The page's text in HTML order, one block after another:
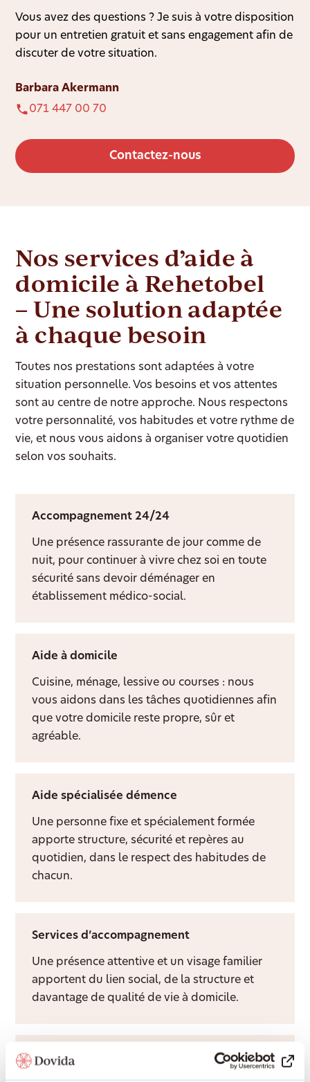
Vous avez des questions ? Je suis à votre disposition
pour un entretien gratuit et sans engagement afin de
discuter de votre situation.
Barbara Akermann
071 447 00 70
Contactez-nous
Nos services d’aide à
domicile à Rehetobel
– Une solution adaptée
à chaque besoin
Toutes nos prestations sont adaptées à votre
situation personnelle. Vos besoins et vos attentes
sont au centre de notre approche. Nous respectons
votre personnalité, vos habitudes et votre rythme de
vie, et nous vous aidons à organiser votre quotidien
selon vos souhaits.
Accompagnement 24/24
Une présence rassurante de jour comme de
nuit, pour continuer à vivre chez soi en toute
sécurité sans devoir déménager en
établissement médico-social.
Aide à domicile
Cuisine, ménage, lessive ou courses : nous
vous aidons dans les tâches quotidiennes afin
que votre domicile reste propre, sûr et
agréable.
Aide spécialisée démence
Une personne fixe et spécialement formée
apporte structure, sécurité et repères au
quotidien, dans le respect des habitudes de
chacun.
Services d’accompagnement
Une présence attentive et un visage familier
apportent du lien social, de la structure et
davantage de qualité de vie à domicile.
Aide après hospitalisation